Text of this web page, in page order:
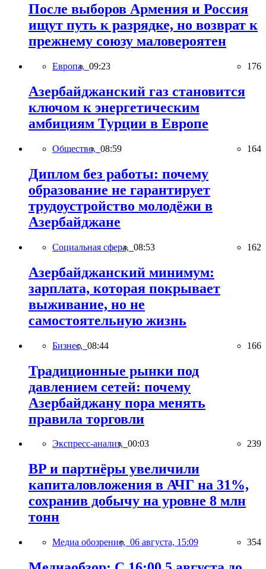
После выборов Армения и Россия
ищут путь к разрядке, но возврат к
прежнему союзу маловероятен
Европа, 09:23 176
Азербайджанский газ становится
ключом к энергетическим
амбициям Турции в Европе
Общество, 08:59 164
Диплом без работы: почему
образование не гарантирует
трудоустройство молодёжи в
Азербайджане
Социальная сфера, 08:53 162
Азербайджанский минимум:
зарплата, которая покрывает
выживание, но не
самостоятельную жизнь
Бизнес, 08:44 166
Традиционные рынки под
давлением сетей: почему
Азербайджану пора менять
правила торговли
Экспресс-анализ, 00:03 239
BP и партнёры увеличили
капиталовложения в АЧГ на 31%,
сохранив добычу на уровне 8 млн
тонн
Медиа обозрение, 06 августа, 15:09 354